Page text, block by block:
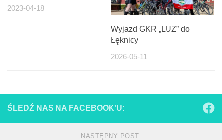
2023-04-18
Wyjazd GKR „LUZ” do
Łęknicy
2026-05-11
ŚLEDŹ NAS NA FACEBOOK'U:
NASTĘPNY POST